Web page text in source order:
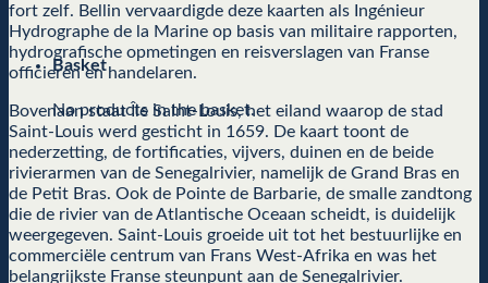
Basket
No products in the basket.
fort zelf. Bellin vervaardigde deze kaarten als Ingénieur
Hydrographe de la Marine op basis van militaire rapporten,
hydrografische opmetingen en reisverslagen van Franse
officieren en handelaren.
Bovenaan staat Île Saint-Louis, het eiland waarop de stad
Saint-Louis werd gesticht in 1659. De kaart toont de
nederzetting, de fortificaties, vijvers, duinen en de beide
rivierarmen van de Senegalrivier, namelijk de Grand Bras en
de Petit Bras. Ook de Pointe de Barbarie, de smalle zandtong
die de rivier van de Atlantische Oceaan scheidt, is duidelijk
weergegeven. Saint-Louis groeide uit tot het bestuurlijke en
commerciële centrum van Frans West-Afrika en was het
belangrijkste Franse steunpunt aan de Senegalrivier.